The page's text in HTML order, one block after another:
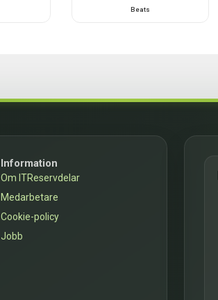
Beats
Information
Om ITReservdelar
Medarbetare
Cookie-policy
Jobb